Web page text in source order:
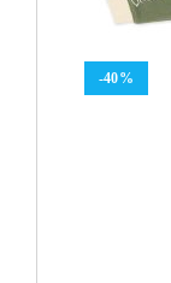
-40%